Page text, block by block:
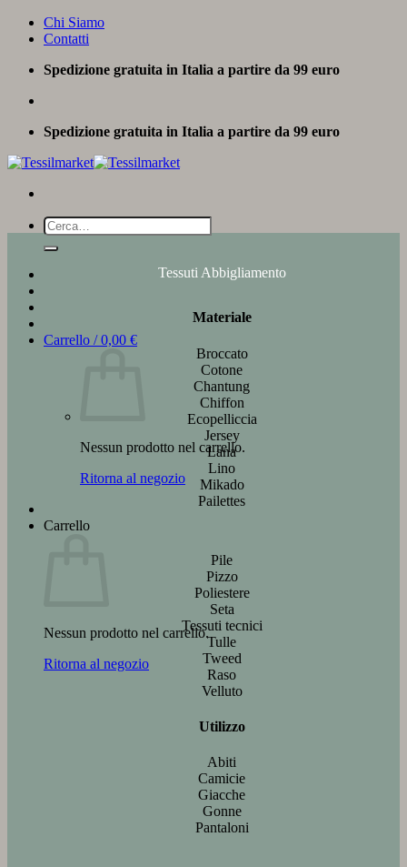
Salta
Chi Siamo
Contatti
Spedizione gratuita in Italia a partire da 99 euro
Spedizione gratuita in Italia a partire da 99 euro
Cerca:
Carrello /0,00 €
Nessun prodotto nel carrello.
Ritorna al negozio
Carrello
Nessun prodotto nel carrello.
Ritorna al negozio
Tessuti Abbigliamento
Materiale
Broccato
Cotone
Chantung
Chiffon
Ecopelliccia
Jersey
Lana
Lino
Mikado
Pailettes
Pile
Pizzo
Poliestere
Seta
Tessuti tecnici
Tulle
Tweed
Raso
Velluto
Utilizzo
Abiti
Camicie
Giacche
Gonne
Pantaloni